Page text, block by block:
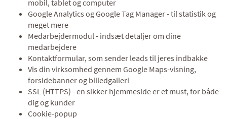
mobil, tablet og computer
Google Analytics og Google Tag Manager - til statistik og
meget mere
Medarbejdermodul - indsæt detaljer om dine
medarbejdere
Kontaktformular, som sender leads til jeres indbakke
Vis din virksomhed gennem Google Maps-visning,
forsidebanner og billedgalleri
SSL (HTTPS) - en sikker hjemmeside er et must, for både
dig og kunder
Cookie-popup